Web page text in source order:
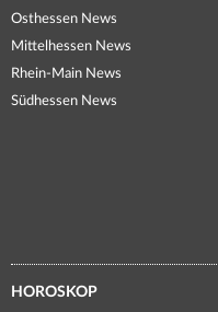
Osthessen News
Mittelhessen News
Rhein-Main News
Südhessen News
HOROSKOP